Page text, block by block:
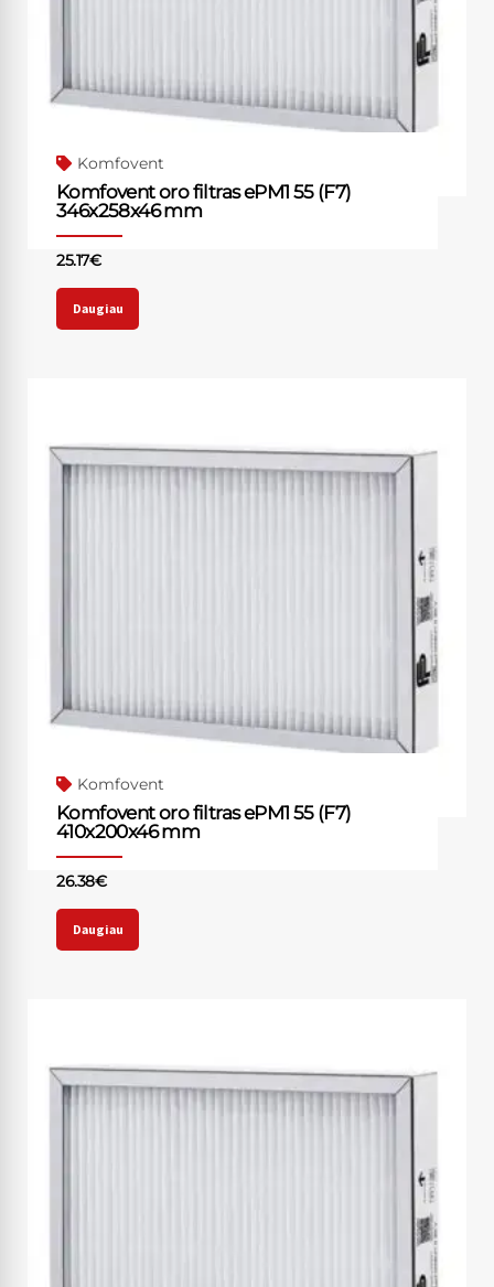
Komfovent
Komfovent oro filtras ePM1 55 (F7)
346x258x46 mm
25.17€
Daugiau
Komfovent
Komfovent oro filtras ePM1 55 (F7)
410x200x46 mm
26.38€
Daugiau